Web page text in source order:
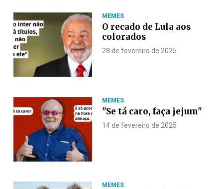
MEMES
O recado de Lula aos
colorados
28 de fevereiro de 2025
MEMES
"Se tá caro, faça jejum"
14 de fevereiro de 2025
MEMES